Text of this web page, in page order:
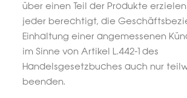
über einen Teil der Produkte
jeder berechtigt, die
Einhaltung einer angemessenen
im Sinne von Artikel L.442-1 des
Handelsgesetzbuches auch nur
beenden.